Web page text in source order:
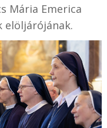
Mária Emerica
elöljárójának.